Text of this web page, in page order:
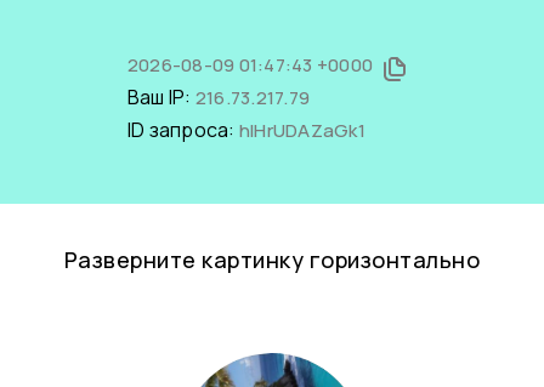
2026-08-09 01:47:43 +0000
Ваш IP: 216.73.217.79
ID запроса: hlHrUDAZaGk1
Разверните картинку горизонтально